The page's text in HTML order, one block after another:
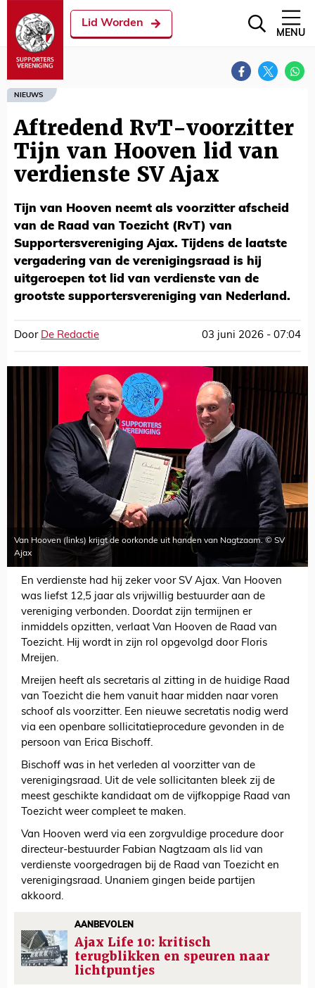
Lid Worden
MENU
NIEUWS
Aftredend RvT-voorzitter
Tijn van Hooven lid van
verdienste SV Ajax
Tijn van Hooven neemt als voorzitter afscheid
van de Raad van Toezicht (RvT) van
Supportersvereniging Ajax. Tijdens de laatste
vergadering van de verenigingsraad is hij
uitgeroepen tot lid van verdienste van de
grootste supportersvereniging van Nederland.
Door De Redactie 03 juni 2026 - 07:04
Van Hooven (links) krijgt de oorkonde uit handen van Nagtzaam. © SV
Ajax
En verdienste had hij zeker voor SV Ajax. Van Hooven
was liefst 12,5 jaar als vrijwillig bestuurder aan de
vereniging verbonden. Doordat zijn termijnen er
inmiddels opzitten, verlaat Van Hooven de Raad van
Toezicht. Hij wordt in zijn rol opgevolgd door Floris
Mreijen.
Mreijen heeft als secretaris al zitting in de huidige Raad
van Toezicht die hem vanuit haar midden naar voren
schoof als voorzitter. Een nieuwe secretatis nodig werd
via een openbare sollicitatieprocedure gevonden in de
persoon van Erica Bischoff.
Bischoff was in het verleden al voorzitter van de
verenigingsraad. Uit de vele sollicitanten bleek zij de
meest geschikte kandidaat om de vijfkoppige Raad van
Toezicht weer compleet te maken.
Van Hooven werd via een zorgvuldige procedure door
directeur-bestuurder Fabian Nagtzaam als lid van
verdienste voorgedragen bij de Raad van Toezicht en
verenigingsraad. Unaniem gingen beide partijen
akkoord.
AANBEVOLEN
Ajax Life 10: kritisch
terugblikken en speuren naar
lichtpuntjes